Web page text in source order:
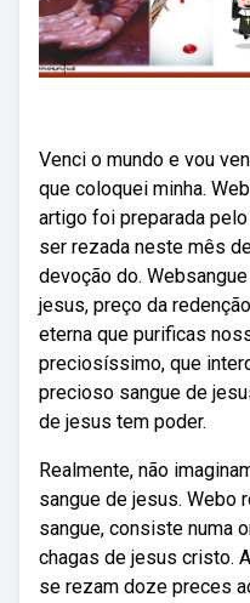
Venci o mundo e vou
que coloquei minha.
artigo foi preparada
ser rezada neste mês
devoção do.
jesus, preço da
eterna que purificas
preciosíssimo, que
precioso sangue de
de jesus tem poder.
Realmente, não
sangue de jesus. Webo
sangue, consiste numa
chagas de jesus cristo.
se rezam doze preces